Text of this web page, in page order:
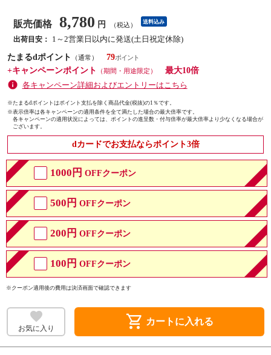
販売価格 8,780 円 （税込） 送料込み
出荷目安：
1～2営業日以内に発送(土日祝定休除)
たまるdポイント
（通常）
79
+キャンペーンポイント
（期間・用途限定）
最大10倍
各キャンペーン詳細およびエントリーはこちら
※たまるdポイントはポイント支払を除く商品代金(税抜)の1％です。
※表示倍率は各キャンペーンの適用条件を全て満たした場合の最大倍率です。
各キャンペーンの適用状況によっては、ポイントの進呈数・付与倍率が最大倍率より少なくなる場合が
ございます。
dカードでお支払ならポイント3倍
1000円 OFFクーポン
500円 OFFクーポン
200円 OFFクーポン
100円 OFFクーポン
※クーポン適用後の費用は決済画面で確認できます
お気に入り shopping_cart カートに入れる